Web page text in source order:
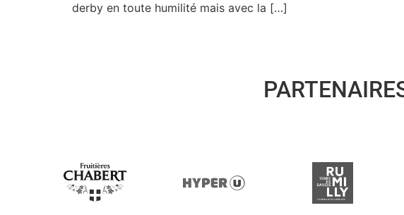
derby en toute humilité mais avec la […]